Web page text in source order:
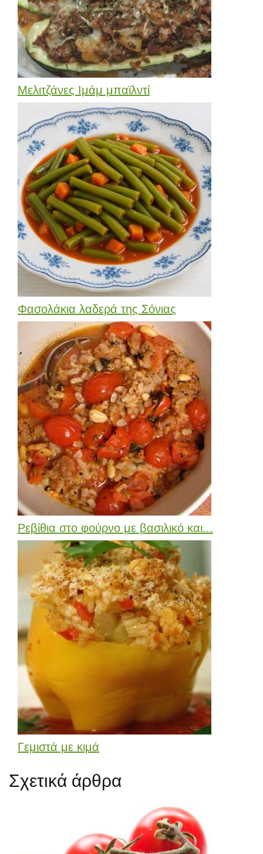
Μελιτζάνες Ιμάμ μπαϊλντί
Φασολάκια λαδερά της Σόνιας
Ρεβίθια στο φούρνο με βασιλικό και...
Γεμιστά με κιμά
Σχετικά άρθρα